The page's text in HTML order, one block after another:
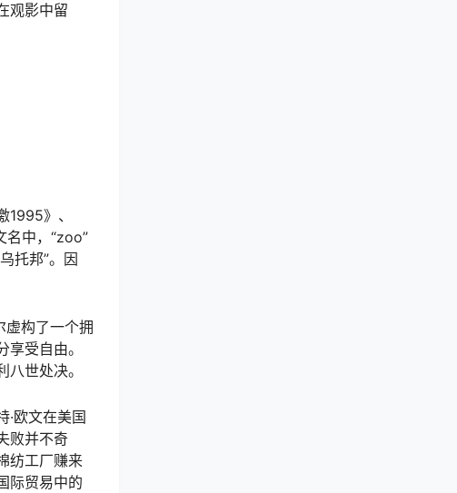
观影中留
》、
名中，“zoo”
托邦”。因
虚构了一个拥
受自由。
世处决。
欧文在美国
败并不奇
纺工厂赚来
际贸易中的